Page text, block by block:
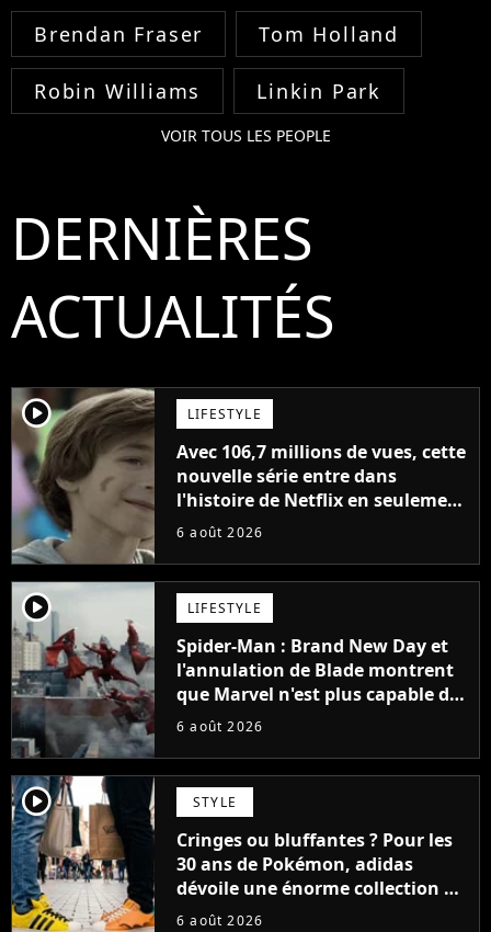
Brendan Fraser Tom Holland
Robin Williams Linkin Park
VOIR TOUS LES PEOPLE
DERNIÈRES
ACTUALITÉS
player2 LIFESTYLE
Avec 106,7 millions de vues, cette
nouvelle série entre dans
l'histoire de Netflix en seulement
48 jours
6 août 2026
player2 LIFESTYLE
Spider-Man : Brand New Day et
l'annulation de Blade montrent
que Marvel n'est plus capable de
faire quoi que ce soit de simple
6 août 2026
player2 STYLE
Cringes ou bluffantes ? Pour les
30 ans de Pokémon, adidas
dévoile une énorme collection de
sneakers et je ne sais pas quoi en
6 août 2026